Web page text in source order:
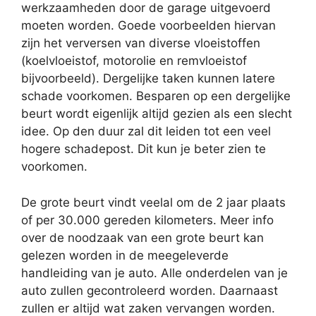
werkzaamheden door de garage uitgevoerd
moeten worden. Goede voorbeelden hiervan
zijn het verversen van diverse vloeistoffen
(koelvloeistof, motorolie en remvloeistof
bijvoorbeeld). Dergelijke taken kunnen latere
schade voorkomen. Besparen op een dergelijke
beurt wordt eigenlijk altijd gezien als een slecht
idee. Op den duur zal dit leiden tot een veel
hogere schadepost. Dit kun je beter zien te
voorkomen.
De grote beurt vindt veelal om de 2 jaar plaats
of per 30.000 gereden kilometers. Meer info
over de noodzaak van een grote beurt kan
gelezen worden in de meegeleverde
handleiding van je auto. Alle onderdelen van je
auto zullen gecontroleerd worden. Daarnaast
zullen er altijd wat zaken vervangen worden.